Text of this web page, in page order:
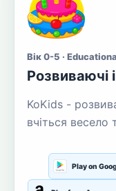
Вік 0-5 ·
Розвиваючі
KoKids -
вчіться весело
Play on